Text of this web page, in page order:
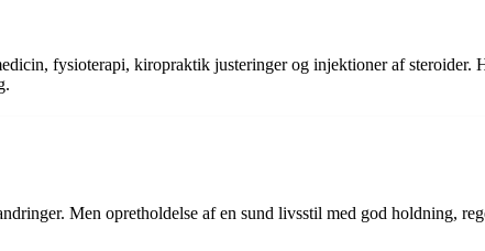
fysioterapi, kiropraktik justeringer og injektioner af steroider.
Men opretholdelse af en sund livsstil med god holdning,